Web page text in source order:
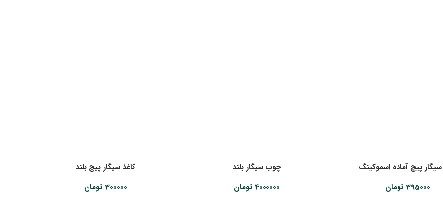
سیگار پیچ آماده اسموکینگ
395000 تومان
چوب سیگار بلند
4000000 تومان
کاغذ سیگار پیچ بلند
300000 تومان